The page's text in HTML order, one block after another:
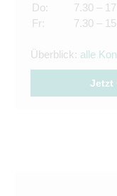
Do:
Fr:
7.30 –
7.30 –
Überblick: alle
Jetzt